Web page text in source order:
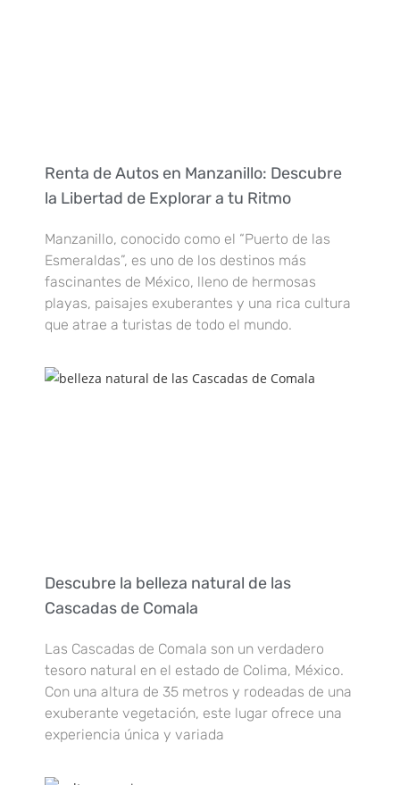
Renta de Autos en Manzanillo: Descubre
la Libertad de Explorar a tu Ritmo
Manzanillo, conocido como el “Puerto de las
Esmeraldas”, es uno de los destinos más
fascinantes de México, lleno de hermosas
playas, paisajes exuberantes y una rica cultura
que atrae a turistas de todo el mundo.
Descubre la belleza natural de las
Cascadas de Comala
Las Cascadas de Comala son un verdadero
tesoro natural en el estado de Colima, México.
Con una altura de 35 metros y rodeadas de una
exuberante vegetación, este lugar ofrece una
experiencia única y variada